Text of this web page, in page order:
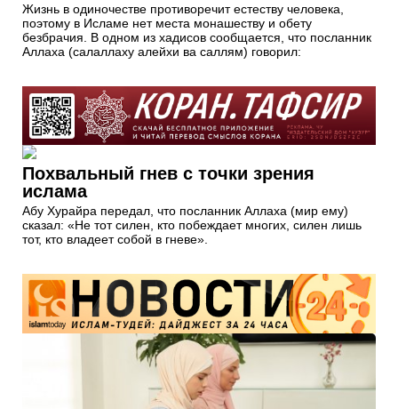
Жизнь в одиночестве противоречит естеству человека,
поэтому в Исламе нет места монашеству и обету
безбрачия. В одном из хадисов сообщается, что посланник
Аллаха (салаллаху алейхи ва саллям) говорил:
Похвальный гнев c точки зрения
ислама
Абу Хурайра передал, что посланник Аллаха (мир ему)
сказал: «Не тот силен, кто побеждает многих, силен лишь
тот, кто владеет собой в гневе».